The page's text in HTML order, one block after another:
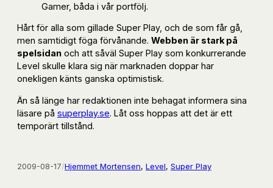
Gamer, båda i vår portfölj.
Hårt för alla som gillade Super Play, och de som får gå,
men samtidigt föga förvånande. Webben är stark på
spelsidan och att såväl Super Play som konkurrerande
Level skulle klara sig när marknaden doppar har
onekligen känts ganska optimistisk.
Än så länge har redaktionen inte behagat informera sina
läsare på superplay.se. Låt oss hoppas att det är ett
temporärt tillstånd.
2009-08-17/Hjemmet Mortensen, Level, Super Play